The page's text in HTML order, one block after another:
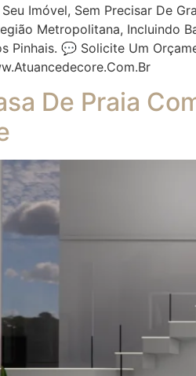
Imóvel, Sem Precisar De
Metropolitana, Incluindo
Pinhais. 💬 Solicite Um
De Praia